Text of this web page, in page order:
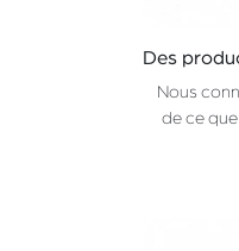
Des
Nous
de ce